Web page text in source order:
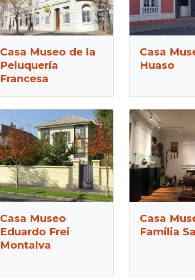
Casa Museo de la
Peluquería
Francesa
Casa
Huaso
Casa Museo
Eduardo Frei
Montalva
Casa
Familia